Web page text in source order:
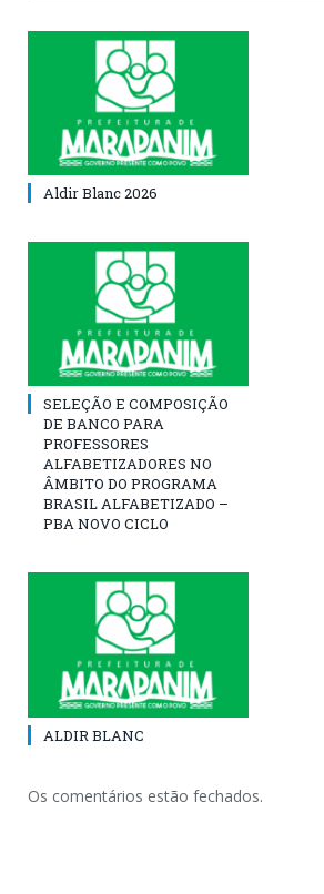
Aldir Blanc 2026
SELEÇÃO E COMPOSIÇÃO
DE BANCO PARA
PROFESSORES
ALFABETIZADORES NO
ÂMBITO DO PROGRAMA
BRASIL ALFABETIZADO –
PBA NOVO CICLO
ALDIR BLANC
Os comentários estão fechados.